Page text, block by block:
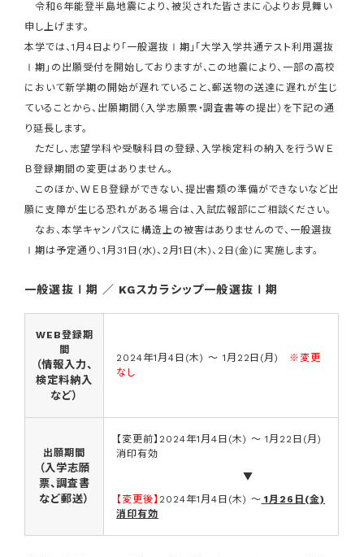
令和6年能登半島地震により、被災された皆さまに心よりお見舞い
申し上げます。
本学では、1月4日より「一般選抜Ⅰ期」「大学入学共通テスト利用選抜
Ⅰ期」の出願受付を開始しておりますが、この地震により、一部の高校
において新学期の開始が遅れていること、郵送物の送達に遅れが生じ
ていることから、出願期間（入学志願票・調査書等の提出）を下記の通
り延長します。
ただし、志望学科や受験科目の登録、入学検定料の納入を行うＷＥ
Ｂ登録期間の変更はありません。
このほか、ＷＥＢ登録ができない、提出書類の準備ができないなど出
願に支障が生じる恐れがある場合は、入試広報部にご相談ください。
なお、本学キャンパスに構造上の被害はありませんので、一般選抜
Ⅰ期は予定通り、1月31日(水)、2月1日(木)、2日(金)に実施します。
一般選抜Ⅰ期 ／ KGスカラシップ一般選抜Ⅰ期
WEB登録期
間
（情報入力、
検定料納入
など）
2024年1月4日(木) ～ 1月22日(月) ※変更
なし
出願期間
（入学志願
票、調査書
など郵送）
【変更前】2024年1月4日(木) ～ 1月22日(月)
消印有効
▼
【変更後】 2024年1月4日(木) ～ 1月26日(金)
消印有効